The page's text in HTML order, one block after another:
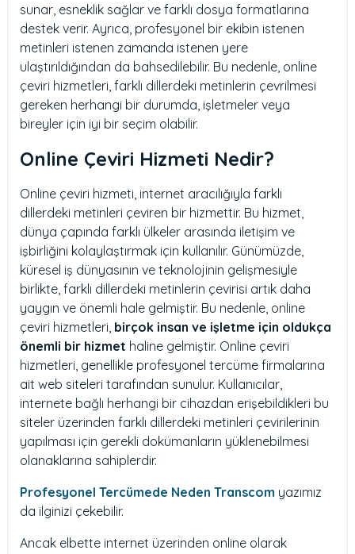
sunar, esneklik sağlar ve farklı dosya formatlarına
destek verir. Ayrıca, profesyonel bir ekibin istenen
metinleri istenen zamanda istenen yere
ulaştırıldığından da bahsedilebilir. Bu nedenle, online
çeviri hizmetleri, farklı dillerdeki metinlerin çevrilmesi
gereken herhangi bir durumda, işletmeler veya
bireyler için iyi bir seçim olabilir.
Online Çeviri Hizmeti Nedir?
Online çeviri hizmeti, internet aracılığıyla farklı
dillerdeki metinleri çeviren bir hizmettir. Bu hizmet,
dünya çapında farklı ülkeler arasında iletişim ve
işbirliğini kolaylaştırmak için kullanılır. Günümüzde,
küresel iş dünyasının ve teknolojinin gelişmesiyle
birlikte, farklı dillerdeki metinlerin çevirisi artık daha
yaygın ve önemli hale gelmiştir. Bu nedenle, online
çeviri hizmetleri, birçok insan ve işletme için oldukça
önemli bir hizmet haline gelmiştir. Online çeviri
hizmetleri, genellikle profesyonel tercüme firmalarına
ait web siteleri tarafından sunulur. Kullanıcılar,
internete bağlı herhangi bir cihazdan erişebildikleri bu
siteler üzerinden farklı dillerdeki metinleri çevirilerinin
yapılması için gerekli dokümanların yüklenebilmesi
olanaklarına sahiplerdir.
Profesyonel Tercümede Neden Transcom yazımız
da ilginizi çekebilir.
Ancak elbette internet üzerinden online olarak